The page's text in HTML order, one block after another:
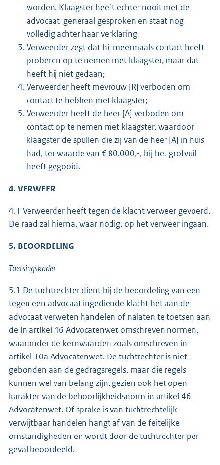
worden. Klaagster heeft echter nooit met de
advocaat-generaal gesproken en staat nog
volledig achter haar verklaring;
Verweerder zegt dat hij meermaals contact heeft
proberen op te nemen met klaagster, maar dat
heeft hij niet gedaan;
Verweerder heeft mevrouw [R] verboden om
contact te hebben met klaagster;
Verweerder heeft de heer [A] verboden om
contact op te nemen met klaagster, waardoor
klaagster de spullen die zij van de heer [A] in huis
had, ter waarde van € 80.000,-, bij het grofvuil
heeft gegooid.
4. VERWEER
4.1 Verweerder heeft tegen de klacht verweer gevoerd.
De raad zal hierna, waar nodig, op het verweer ingaan.
5. BEOORDELING
Toetsingskader
5.1 De tuchtrechter dient bij de beoordeling van een
tegen een advocaat ingediende klacht het aan de
advocaat verweten handelen of nalaten te toetsen aan
de in artikel 46 Advocatenwet omschreven normen,
waaronder de kernwaarden zoals omschreven in
artikel 10a Advocatenwet. De tuchtrechter is niet
gebonden aan de gedragsregels, maar die regels
kunnen wel van belang zijn, gezien ook het open
karakter van de behoorlijkheidsnorm in artikel 46
Advocatenwet. Of sprake is van tuchtrechtelijk
verwijtbaar handelen hangt af van de feitelijke
omstandigheden en wordt door de tuchtrechter per
geval beoordeeld.